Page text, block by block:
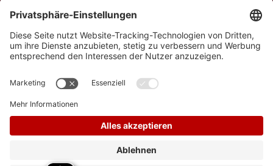
Folge uns
Hero Global
Copyright © Schwartauer Werke 2026